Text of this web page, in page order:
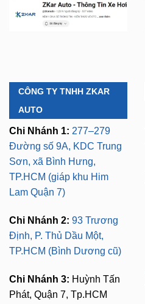
CÔNG TY TNHH ZKAR
AUTO
Chi Nhánh 1: 277–279
Đường số 9A, KDC Trung
Sơn, xã Bình Hưng,
TP.HCM (giáp khu Him
Lam Quận 7)
Chi Nhánh 2: 93 Trương
Định, P. Thủ Dầu Một,
TP.HCM (Bình Dương cũ)
Chi Nhánh 3: Huỳnh Tấn
Phát, Quận 7, Tp.HCM